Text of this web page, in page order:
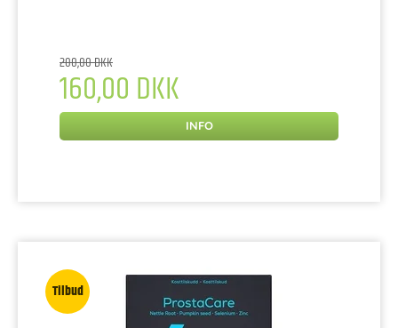
200,00 DKK
160,00 DKK
INFO
Tilbud